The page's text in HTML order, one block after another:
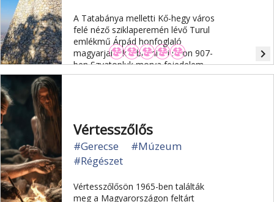
A Tatabánya melletti Kő-hegy város
felé néző sziklaperemén lévő Turul
emlékmű Árpád honfoglaló
magyarjainak a bánhidai síkon 907-
ben Szvatopluk morva fejedelem
fölött aratott győzelmére emlékeztet.
navigate_next
Vértesszőlős
#Gerecse
#Múzeum
#Régészet
Vértesszőlősön 1965-ben találták
meg a Magyarországon feltárt